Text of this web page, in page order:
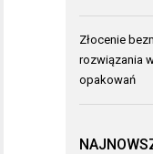
Złocenie
rozwiązania
opakowań